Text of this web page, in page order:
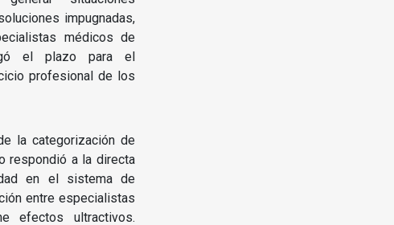
impugnadas,
médicos de
el plazo para el
profesional de los
la categorización de
respondió a la directa
en el sistema de
entre especialistas
efectos ultractivos.